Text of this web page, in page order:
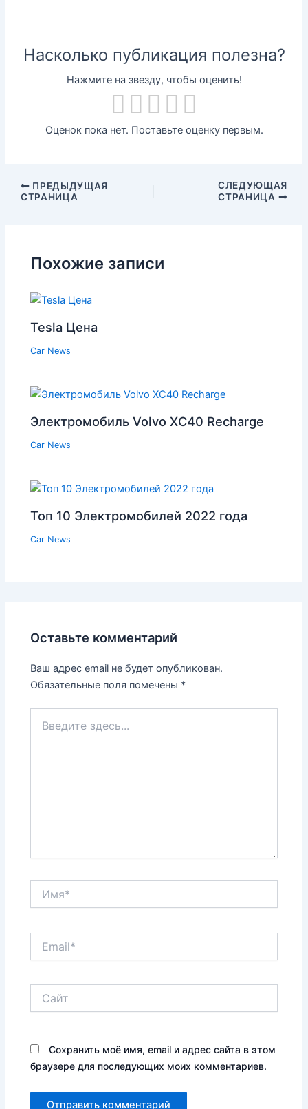
Насколько публикация полезна?
Нажмите на звезду, чтобы оценить!
Оценок пока нет. Поставьте оценку первым.
ПРЕДЫДУЩАЯ
СТРАНИЦА
СЛЕДУЮЩАЯ
СТРАНИЦА
Похожие записи
Tesla Цена
Car News
Электромобиль Volvo XC40 Recharge
Car News
Топ 10 Электромобилей 2022 года
Car News
Оставьте комментарий
Ваш адрес email не будет опубликован.
Обязательные поля помечены *
здесь...
Сохранить моё имя, email и адрес сайта в этом
браузере для последующих моих комментариев.